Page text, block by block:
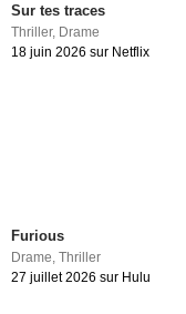
Sur tes traces
Thriller, Drame
18 juin 2026 sur Netflix
Furious
Drame,Thriller
27 juillet 2026 sur Hulu